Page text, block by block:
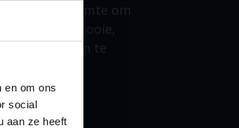
en om ons
social
aan ze heeft
Ook is er ruimte om
leuke, mooie,
te